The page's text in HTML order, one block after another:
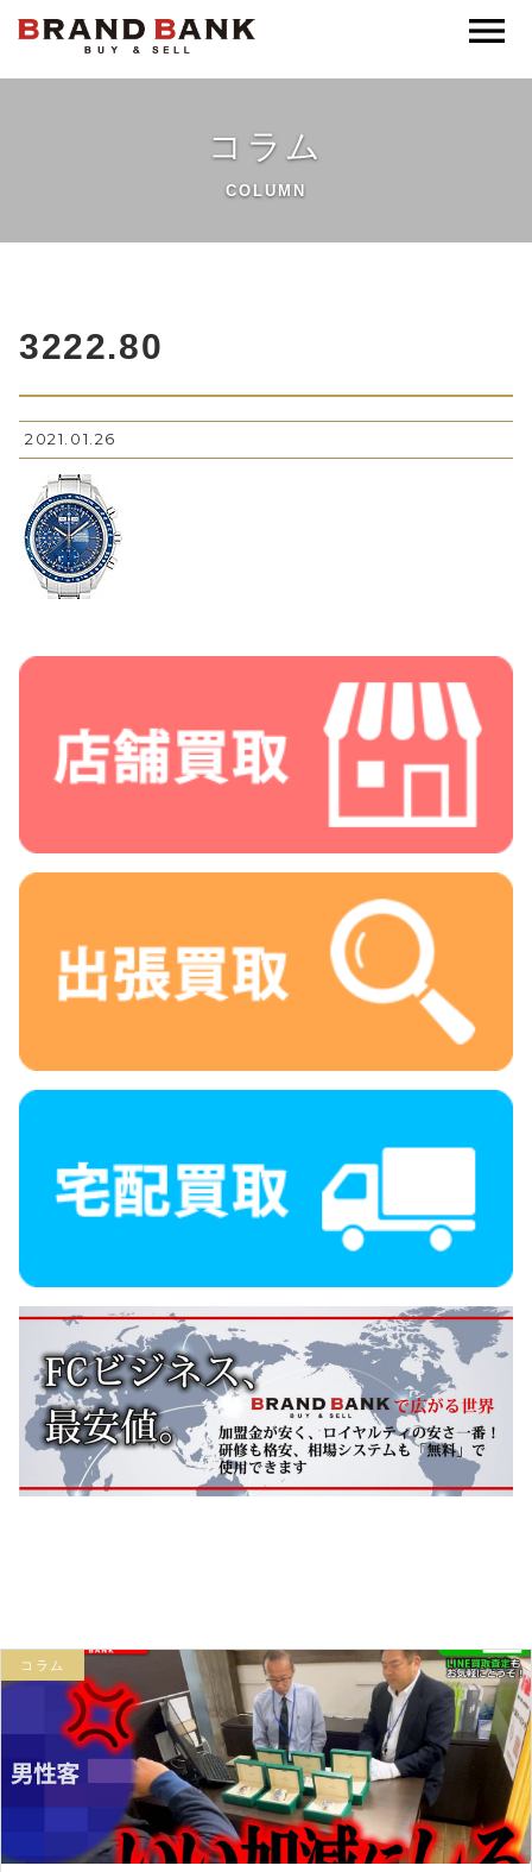
ブランドバンク公式
コラム
COLUMN
3222.80
2021.01.26
コラム